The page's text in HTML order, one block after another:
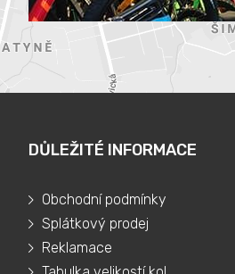
DŮLEŽITÉ INFORMACE
Obchodní podmínky
Splátkový prodej
Reklamace